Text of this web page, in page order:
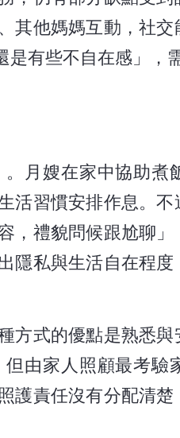
其他媽媽互動，社
有些不自在感」，
月嫂在家中協助煮
活習慣安排作息。
，禮貌問候跟尬聊
隱私與生活自在程
方式的優點是熟悉
由家人照顧最考驗
護責任沒有分配清